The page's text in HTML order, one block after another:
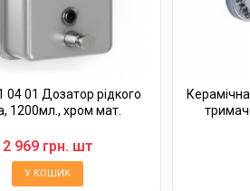
04 01 Дозатор рідкого
1200мл., хром мат.
2 969 грн. шт
У КОШИК